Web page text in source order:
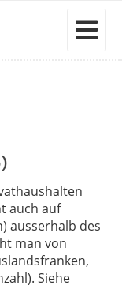
auch auf
ausserhalb des
man von
Siehe